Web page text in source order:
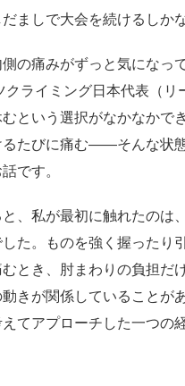
ましで大会を続けるしか
の痛みがずっと気になっ
クライミング日本代表（リ
という選択がなかなかで
るたびに痛む——そんな状
です。
、私が最初に触れたのは
た。ものを強く握ったり
とき、肘まわりの負担だ
きが関係していることが
てアプローチした一つの